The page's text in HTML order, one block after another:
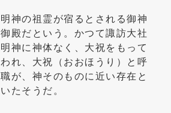
神の祖霊が宿るとされる御神
殿だという。かつて諏訪大社
神に神体なく、大祝をもって
れ、大祝（おおほうり）と呼
が、神そのものに近い存在と
たそうだ。